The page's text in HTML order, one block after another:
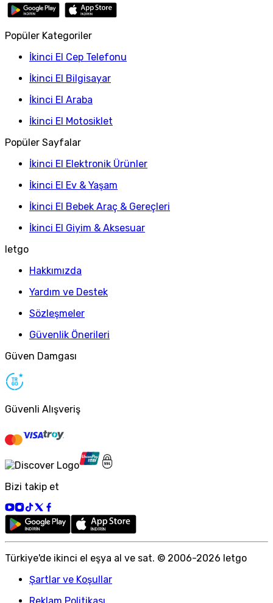
Popüler Kategoriler
İkinci El Cep Telefonu
İkinci El Bilgisayar
İkinci El Araba
İkinci El Motosiklet
Popüler Sayfalar
İkinci El Elektronik Ürünler
İkinci El Ev & Yaşam
İkinci El Bebek Araç & Gereçleri
İkinci El Giyim & Aksesuar
letgo
Hakkımızda
Yardım ve Destek
Sözleşmeler
Güvenlik Önerileri
Güven Damgası
Güvenli Alışveriş
Bizi takip et
Türkiye'de ikinci el eşya al ve sat. © 2006-2026 letgo
Şartlar ve Koşullar